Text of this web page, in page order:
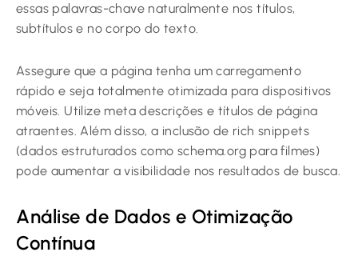
essas palavras-chave naturalmente nos títulos,
subtítulos e no corpo do texto.
Assegure que a página tenha um carregamento
rápido e seja totalmente otimizada para dispositivos
móveis. Utilize meta descrições e títulos de página
atraentes. Além disso, a inclusão de rich snippets
(dados estruturados como schema.org para filmes)
pode aumentar a visibilidade nos resultados de busca.
Análise de Dados e Otimização
Contínua